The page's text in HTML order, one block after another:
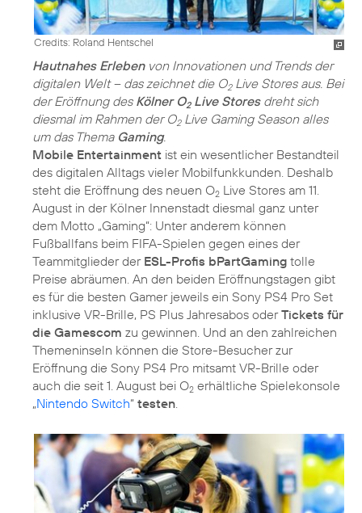
Credits: Roland Hentschel
Hautnahes Erlebenvon Innovationen und Trends der
digitalen Welt – das zeichnet die O2Live Stores aus. Bei
der Eröffnung des Kölner O2Live Storesdreht sich
diesmal im Rahmen der O2Live Gaming Season alles
um das Thema Gaming.
Mobile Entertainment ist ein wesentlicher Bestandteil
des digitalen Alltags vieler Mobilfunkkunden. Deshalb
steht die Eröffnung des neuen O2 Live Stores am 11.
August in der Kölner Innenstadt diesmal ganz unter
dem Motto „Gaming“: Unter anderem können
Fußballfans beim FIFA-Spielen gegen eines der
Teammitglieder der ESL-Profis bPartGaming tolle
Preise abräumen. An den beiden Eröffnungstagen gibt
es für die besten Gamer jeweils ein Sony PS4 Pro Set
inklusive VR-Brille, PS Plus Jahresabos oderTickets für
die Gamescom zu gewinnen. Und an den zahlreichen
Themeninseln können die Store-Besucher zur
Eröffnung die Sony PS4 Pro mitsamt VR-Brille oder
auch die seit 1. August bei O2 erhältliche Spielekonsole
„Nintendo Switch“ testen